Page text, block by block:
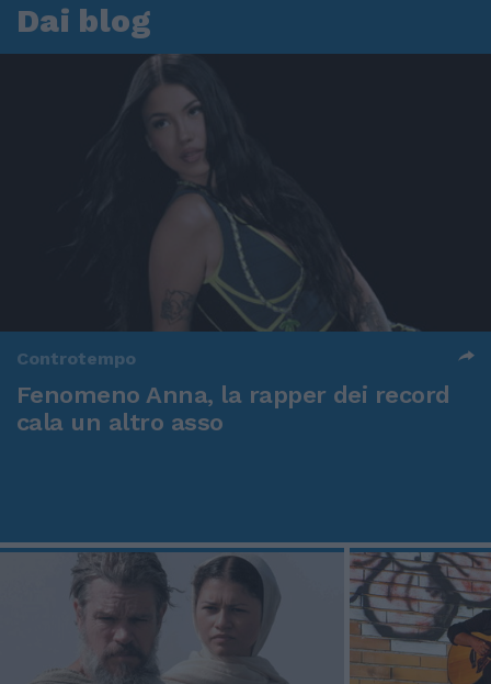
Dai blog
Controtempo
Fenomeno Anna, la rapper dei record
cala un altro asso